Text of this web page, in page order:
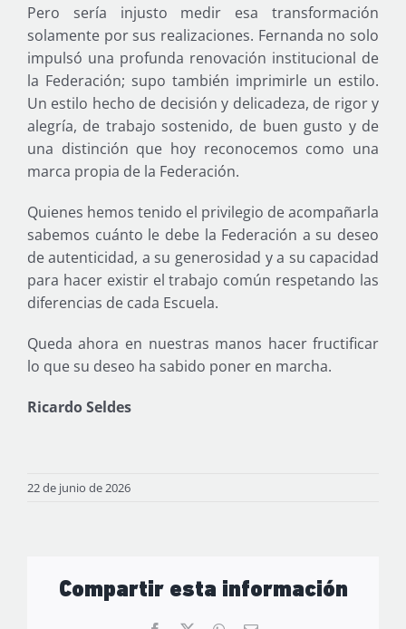
Pero sería injusto medir esa transformación
solamente por sus realizaciones. Fernanda no solo
impulsó una profunda renovación institucional de
la Federación; supo también imprimirle un estilo.
Un estilo hecho de decisión y delicadeza, de rigor y
alegría, de trabajo sostenido, de buen gusto y de
una distinción que hoy reconocemos como una
marca propia de la Federación.
Quienes hemos tenido el privilegio de acompañarla
sabemos cuánto le debe la Federación a su deseo
de autenticidad, a su generosidad y a su capacidad
para hacer existir el trabajo común respetando las
diferencias de cada Escuela.
Queda ahora en nuestras manos hacer fructificar
lo que su deseo ha sabido poner en marcha.
Ricardo Seldes
22 de junio de 2026
Compartir esta información